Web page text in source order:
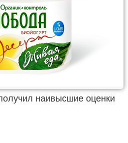
наивысшие оценки